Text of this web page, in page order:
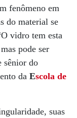
fenômeno em
do material se
vidro tem esta
pode ser
sênior do
da Escola de
suas